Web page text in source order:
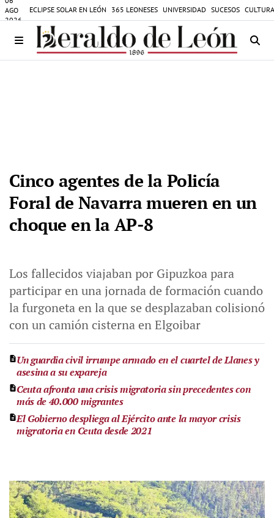
AGO
2026
ECLIPSE SOLAR EN LEÓN 365 LEONESES UNIVERSIDAD SUCESOS
Cinco agentes de la Policía
Foral de Navarra mueren en un
choque en la AP-8
Los fallecidos viajaban por Gipuzkoa para
participar en una jornada de formación cuando
la furgoneta en la que se desplazaban colisionó
con un camión cisterna en Elgoibar
Un guardia civil irrumpe armado en el cuartel de Llanes y
asesina a su expareja
Ceuta afronta una crisis migratoria sin precedentes con
más de 40.000 migrantes
El Gobierno despliega al Ejército ante la mayor crisis
migratoria en Ceuta desde 2021